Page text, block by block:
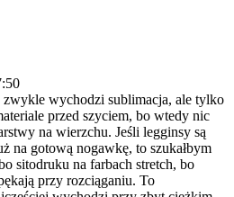
zwykle wychodzi sublimacja, ale tylko
przed szyciem, bo wtedy nic
na wierzchu. Jeśli legginsy są
na gotową nogawkę, to szukałbym
sitodruku na farbach stretch, bo
przy rozciąganiu. To